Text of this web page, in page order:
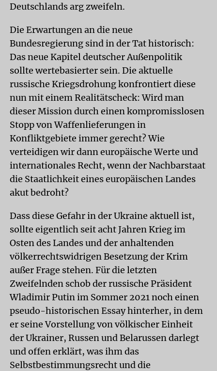
Deutschlands arg zweifeln.
Die Erwartungen an die neue
Bundesregierung sind in der Tat historisch:
Das neue Kapitel deutscher Außenpolitik
sollte wertebasierter sein. Die aktuelle
russische Kriegsdrohung konfrontiert diese
nun mit einem Realitätscheck: Wird man
dieser Mission durch einen kompromisslosen
Stopp von Waffenlieferungen in
Konfliktgebiete immer gerecht? Wie
verteidigen wir dann europäische Werte und
internationales Recht, wenn der Nachbarstaat
die Staatlichkeit eines europäischen Landes
akut bedroht?
Dass diese Gefahr in der Ukraine aktuell ist,
sollte eigentlich seit acht Jahren Krieg im
Osten des Landes und der anhaltenden
völkerrechtswidrigen Besetzung der Krim
außer Frage stehen. Für die letzten
Zweifelnden schob der russische Präsident
Wladimir Putin im Sommer 2021 noch einen
pseudo-historischen Essay hinterher, in dem
er seine Vorstellung von völkischer Einheit
der Ukrainer, Russen und Belarussen darlegt
und offen erklärt, was ihm das
Selbstbestimmungsrecht und die